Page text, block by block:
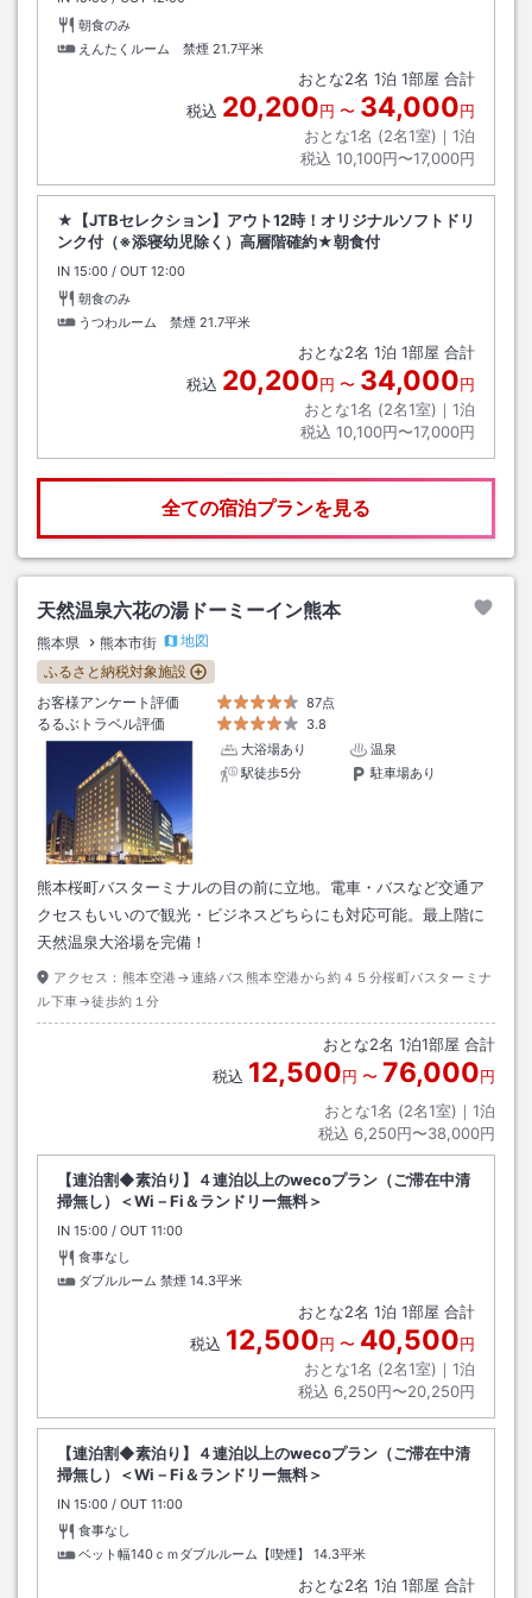
朝食のみ
えんたくルーム 禁煙 21.7平米
おとな2名 1泊 1部屋 合計
税込 20,200円 〜 34,000円
おとな1名 (2名1室)｜ 1泊
税込 10,100円〜17,000円
★【JTBセレクション】アウト12時！オリジナルソフトドリ
ンク付（※添寝幼児除く）高層階確約★朝食付
IN チェックイン
15:00 / OUT チェックアウト
12:00
朝食のみ
うつわルーム 禁煙 21.7平米
おとな2名 1泊 1部屋 合計
税込 20,200円 〜 34,000円
おとな1名 (2名1室)｜ 1泊
税込 10,100円〜17,000円
全ての宿泊プランを見る
天然温泉六花の湯ドーミーイン熊本
熊本県 熊本市街
地図
ふるさと納税対象施設
お客様アンケート評価
87点
るるぶトラベル評価
3.8
大浴場あり
温泉
駅徒歩5分
駐車場あり
熊本桜町バスターミナルの目の前に立地。電車・バスなど交通ア
クセスもいいので観光・ビジネスどちらにも対応可能。最上階に
天然温泉大浴場を完備！
アクセス： 熊本空港→連絡バス熊本空港から約４５分桜町バスターミナ
ル下車→徒歩約１分
おとな2名 1泊1部屋 合計
税込 12,500円 〜 76,000円
おとな1名 (2名1室)｜ 1泊
税込 6,250円〜38,000円
【連泊割◆素泊り】４連泊以上のwecoプラン（ご滞在中清
掃無し）＜Wi－Fi＆ランドリー無料＞
IN チェックイン
15:00 / OUT チェックアウト
11:00
食事なし
ダブルルーム 禁煙 14.3平米
おとな2名 1泊 1部屋 合計
税込 12,500円 〜 40,500円
おとな1名 (2名1室)｜ 1泊
税込 6,250円〜20,250円
【連泊割◆素泊り】４連泊以上のwecoプラン（ご滞在中清
掃無し）＜Wi－Fi＆ランドリー無料＞
IN チェックイン
15:00 / OUT チェックアウト
11:00
食事なし
ベット幅140ｃｍダブルルーム【喫煙】
14.3平米
おとな2名 1泊 1部屋 合計